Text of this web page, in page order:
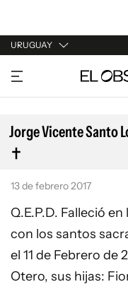
URUGUAY
URUGUAY
ARGENTINA
ESPAÑA
ESTADOS UNIDOS
Jorge Vicente Santo
13 de febrero 2017
Q.E.P.D. Falleció
con los santos
el 11 de Febrero de
Otero, sus hijas: